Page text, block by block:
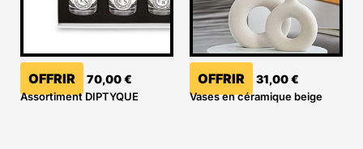
OFFRIR 70,00€
Assortiment DIPTYQUE
OFFRIR 31,00€
Vases en céramique beige